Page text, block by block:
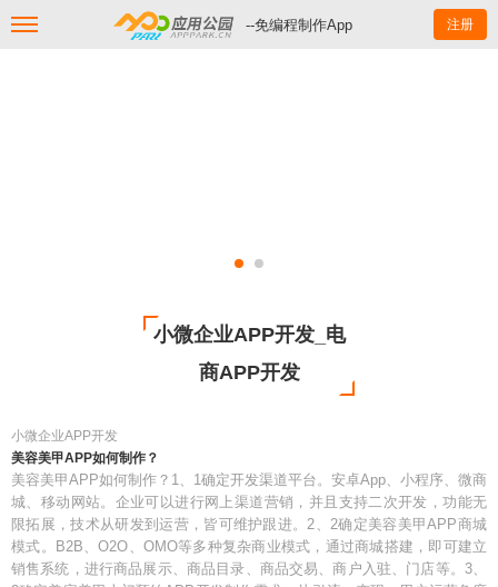
--免编程制作App 注册
小微企业APP开发_电
商APP开发
小微企业APP开发
美容美甲APP如何制作？
美容美甲APP如何制作？1、1确定开发渠道平台。安卓App、小程序、微商
城、移动网站。企业可以进行网上渠道营销，并且支持二次开发，功能无
限拓展，技术从研发到运营，皆可维护跟进。2、2确定美容美甲APP商城
模式。B2B、O2O、OMO等多种复杂商业模式，通过商城搭建，即可建立
销售系统，进行商品展示、商品目录、商品交易、商户入驻、门店等。3、